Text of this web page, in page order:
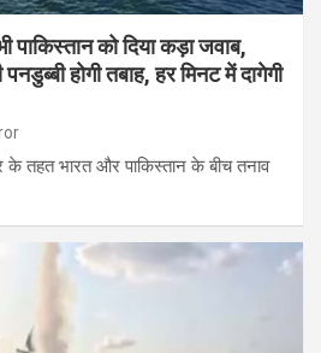
पाकिस्‍तान को दिया कड़ा जवाब,
होगी तबाह, हर मिनट में दागेगी
तहत भारत और पाकिस्तान के बीच तनाव